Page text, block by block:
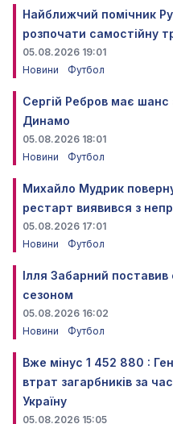
Найближчий помічник
розпочати самостійну
05.08.2026 19:01
Новини
Футбол
Сергій Ребров має шанс
Динамо
05.08.2026 18:01
Новини
Футбол
Михайло Мудрик
рестарт виявився з
05.08.2026 17:01
Новини
Футбол
Ілля Забарний
сезоном
05.08.2026 16:02
Новини
Футбол
Вже мінус 1 452 880 :
втрат загарбників за
Україну
05.08.2026 15:05